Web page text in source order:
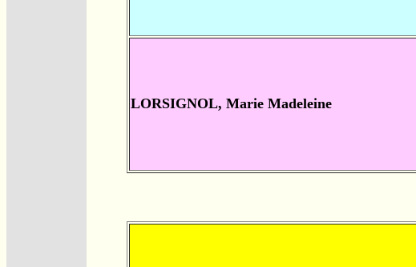
LORSIGNOL, Marie Madeleine